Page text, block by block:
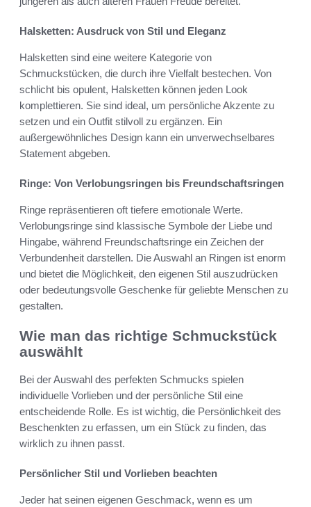
Halsketten: Ausdruck von Stil und Eleganz
Halsketten sind eine weitere Kategorie von
Schmuckstücken, die durch ihre Vielfalt bestechen. Von
schlicht bis opulent, Halsketten können jeden Look
komplettieren. Sie sind ideal, um persönliche Akzente zu
setzen und ein Outfit stilvoll zu ergänzen. Ein
außergewöhnliches Design kann ein unverwechselbares
Statement abgeben.
Ringe: Von Verlobungsringen bis Freundschaftsringen
Ringe repräsentieren oft tiefere emotionale Werte.
Verlobungsringe sind klassische Symbole der Liebe und
Hingabe, während Freundschaftsringe ein Zeichen der
Verbundenheit darstellen. Die Auswahl an Ringen ist enorm
und bietet die Möglichkeit, den eigenen Stil auszudrücken
oder bedeutungsvolle Geschenke für geliebte Menschen zu
gestalten.
Wie man das richtige Schmuckstück
auswählt
Bei der Auswahl des perfekten Schmucks spielen
individuelle Vorlieben und der persönliche Stil eine
entscheidende Rolle. Es ist wichtig, die Persönlichkeit des
Beschenkten zu erfassen, um ein Stück zu finden, das
wirklich zu ihnen passt.
Persönlicher Stil und Vorlieben beachten
Jeder hat seinen eigenen Geschmack, wenn es um